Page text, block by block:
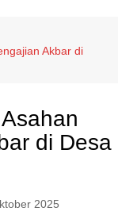
Akbar di
di Desa
2025